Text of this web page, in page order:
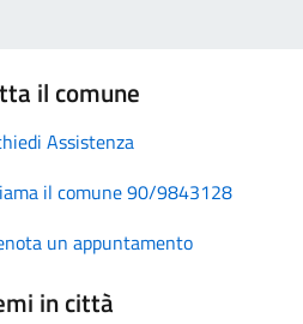
il comune
Assistenza
il comune 90/9843128
un appuntamento
in città